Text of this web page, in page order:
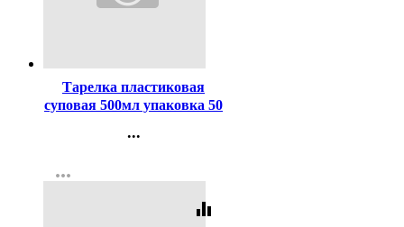
Тарелка пластиковая
суповая 500мл упаковка 50
...
Регистрация
more_horiz
equalizer